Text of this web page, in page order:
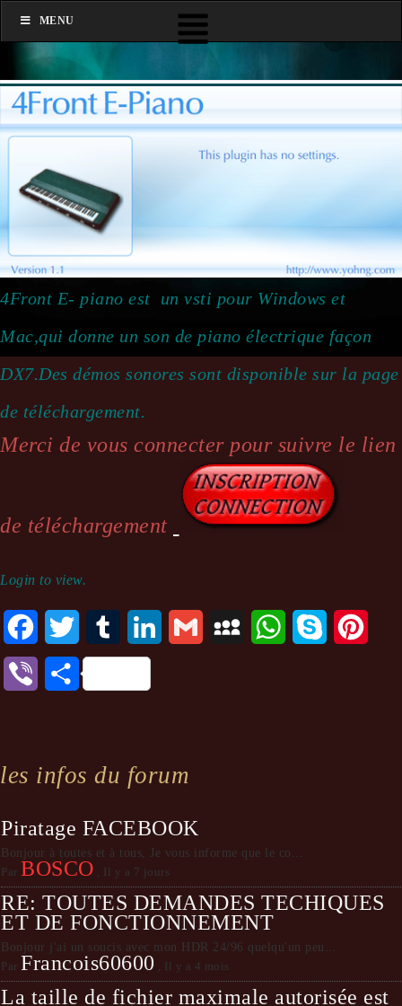
4Front E- piano est un vsti pour Windows et
Mac,qui donne un son de piano électrique façon
DX7.Des démos sonores sont disponible sur la page
de téléchargement.
Merci de vous connecter pour suivre le lien
de téléchargement
Login to view.
FacebookTwitter Tumblr LinkedInGmail MySpaceWhatsAppSkype
Viber Partager
les infos du forum
Piratage FACEBOOK
Bonjour à toutes et à tous, Je vous informe que le co...
Par BOSCO , Il y a 7 jours
RE: TOUTES DEMANDES TECHIQUES
ET DE FONCTIONNEMENT
Bonjour j'ai un soucis avec mon HDR 24/96 quelqu'un peu...
Par Francois60600 , Il y a 4 mois
La taille de fichier maximale autorisée est
MENU